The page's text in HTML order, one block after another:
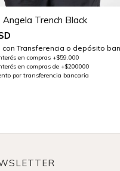
Trench Black
con Transferencia o depósito